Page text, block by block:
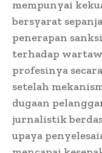
mempunyai
bersyarat
penerapan
terhadap
profesinya
setelah
dugaan
jurnalistik
upaya